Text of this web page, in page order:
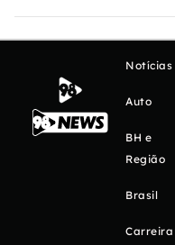
Notícias
Auto
BH e
Região
Brasil
Carreira